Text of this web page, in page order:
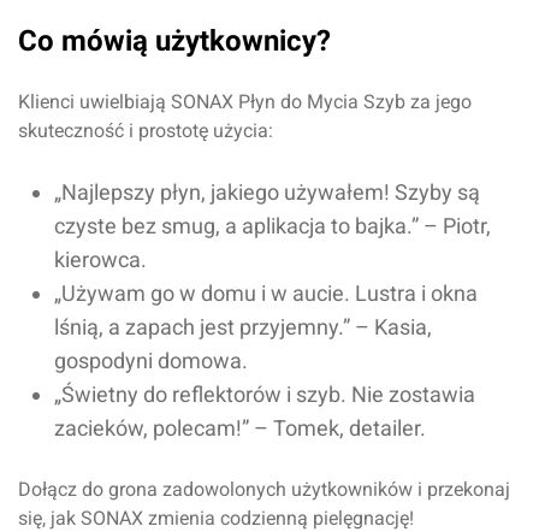
Co mówią użytkownicy?
Klienci uwielbiają SONAX Płyn do Mycia Szyb za jego
skuteczność i prostotę użycia:
„Najlepszy płyn, jakiego używałem! Szyby są
czyste bez smug, a aplikacja to bajka.” – Piotr,
kierowca.
„Używam go w domu i w aucie. Lustra i okna
lśnią, a zapach jest przyjemny.” – Kasia,
gospodyni domowa.
„Świetny do reflektorów i szyb. Nie zostawia
zacieków, polecam!” – Tomek, detailer.
Dołącz do grona zadowolonych użytkowników i przekonaj
się, jak SONAX zmienia codzienną pielęgnację!